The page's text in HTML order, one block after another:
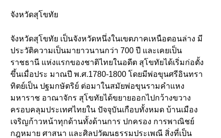
จังหวัดสุโขทัย
จังหวัดสุโขทัย เป็นจังหวัดหนึ่งในเขตภาคเหนือตอนล่าง มี
ประวัติความเป็นมายาวนานกว่า 700 ปี และเคยเป็น
ราชธานี แห่งแรกของชาติไทยในอดีต สุโขทัยได้เริ่มก่อตั้ง
ขึ้นเมื่อประ มาณปี พ.ศ.1780-1800 โดยมีพ่อขุนศรีอินทรา
ทิตย์เป็น ปฐมกษัตริย์ ต่อมาในสมัยพ่อขุนรามคำแหง
มหาราช อาณาจักร สุโขทัยได้ขยายออกไปกว้างขวาง
ครอบคลุมประเทศไทยใน ปัจจุบันเกือบทั้งหมด บ้านเมือง
เจริญก้าวหน้าทุกด้านทั้งด้านการ ปกครอง การพาณิชย์
กฎหมาย ศาสนา และศิลปวัฒนธรรมประเพณี สิ่งที่เป็น